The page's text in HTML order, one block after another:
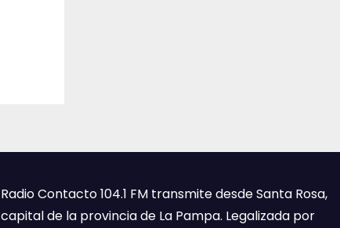
Radio Contacto 104.1 FM transmite desde Santa Rosa,
capital de la provincia de La Pampa. Legalizada por